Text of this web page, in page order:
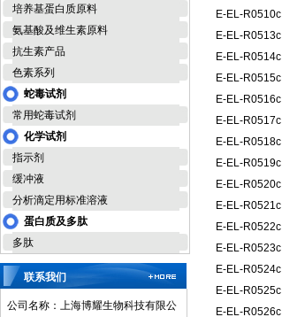
培养基蛋白质原料
氨基酸及维生素原料
抗生素产品
色素系列
蛇毒试剂
常用蛇毒试剂
化学试剂
指示剂
缓冲液
分析滴定用标准溶液
蛋白质及多肽
多肽
联系我们
公司名称：上海博耀生物科技有限公
E-EL-R0510c
E-EL-R0513c
E-EL-R0514c
E-EL-R0515c
E-EL-R0516c
E-EL-R0517c
E-EL-R0518c
E-EL-R0519c
E-EL-R0520c
E-EL-R0521c
E-EL-R0522c
E-EL-R0523c
E-EL-R0524c
E-EL-R0525c
E-EL-R0526c